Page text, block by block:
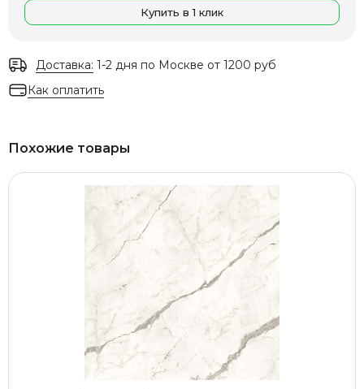
Купить в 1 клик
Доставка: 1-2 дня по Москве от 1200 руб
Как оплатить
Похожие товары